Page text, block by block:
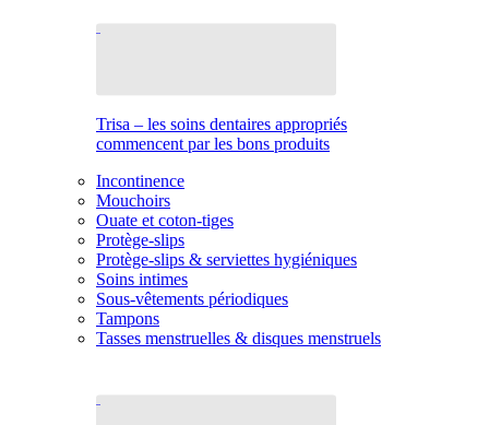
Trisa – les soins dentaires appropriés
commencent par les bons produits
Incontinence
Mouchoirs
Ouate et coton-tiges
Protège-slips
Protège-slips & serviettes hygiéniques
Soins intimes
Sous-vêtements périodiques
Tampons
Tasses menstruelles & disques menstruels